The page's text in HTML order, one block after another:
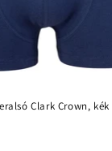
Clark Crown, kék